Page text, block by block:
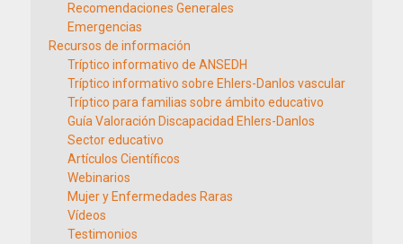
Recomendaciones Generales
Emergencias
Recursos de información
Tríptico informativo de ANSEDH
Tríptico informativo sobre Ehlers-Danlos vascular
Tríptico para familias sobre ámbito educativo
Guía Valoración Discapacidad Ehlers-Danlos
Sector educativo
Artículos Científicos
Webinarios
Mujer y Enfermedades Raras
Vídeos
Testimonios